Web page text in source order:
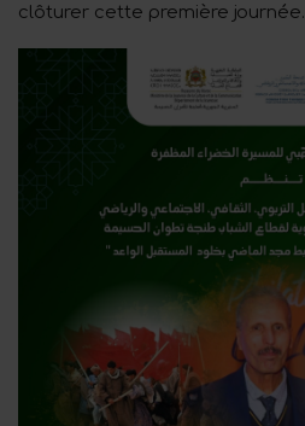
clôturer cette première journée.